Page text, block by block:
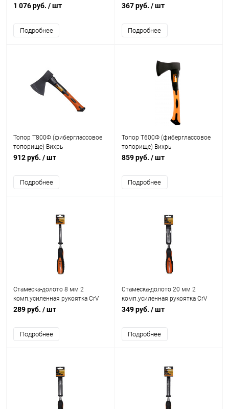
1 076 руб. / шт
Подробнее
Вихрь
367 руб. / шт
Подробнее
Топор Т800Ф (фиберглассовое
топорище) Вихрь
912 руб. / шт
Подробнее
Топор Т600Ф (фиберглассовое
топорище) Вихрь
859 руб. / шт
Подробнее
Стамеска-долото 8 мм 2
комп.усиленная рукоятка CrV
Вихрь
289 руб. / шт
Подробнее
Стамеска-долото 20 мм 2
комп.усиленная рукоятка CrV
Вихрь
349 руб. / шт
Подробнее